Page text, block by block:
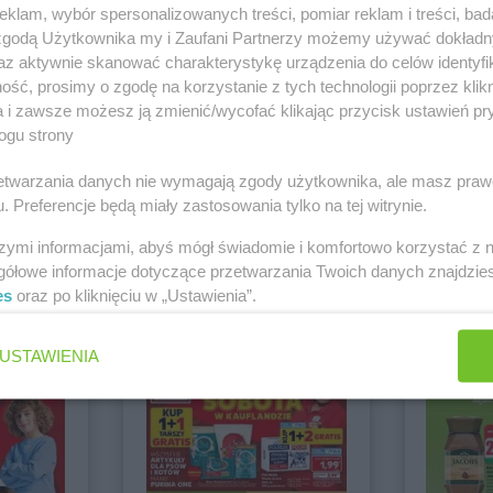
RTV AGD IT
groszek hebe castorama
ALDI Biedronka Carrefour
wybór spersonalizowanych treści, pomiar reklam i treści,
Użytkownika my i Zaufani Partnerzy możemy używać
aktywnie skanować charakterystykę urządzenia do celów
prosimy o zgodę na korzystanie z tych technologii poprzez
i zawsze możesz ją zmienić/wycofać klikając przycisk ustawień
strony
danych nie wymagają zgody użytkownika, ale masz
Preferencje będą miały zastosowania tylko na tej witrynie.
informacjami, abyś mógł świadomie i komfortowo korzystać z
informacje dotyczące przetwarzania Twoich danych
oraz po kliknięciu w „Ustawienia”.
USTAWIENIA